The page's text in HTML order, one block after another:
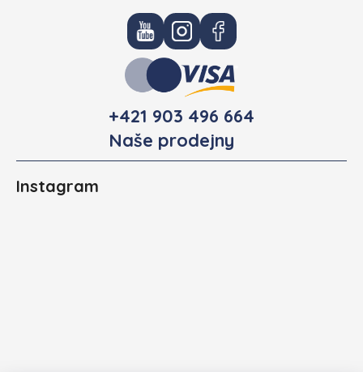
+421 903 496 664
Naše prodejny
Instagram